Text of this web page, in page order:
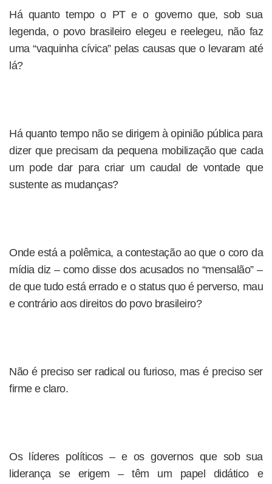
Há quanto tempo o PT e o governo que, sob sua
legenda, o povo brasileiro elegeu e reelegeu, não faz
uma “vaquinha cívica” pelas causas que o levaram até
lá?
Há quanto tempo não se dirigem à opinião pública para
dizer que precisam da pequena mobilização que cada
um pode dar para criar um caudal de vontade que
sustente as mudanças?
Onde está a polêmica, a contestação ao que o coro da
mídia diz – como disse dos acusados no “mensalão” –
de que tudo está errado e o status quo é perverso, mau
e contrário aos direitos do povo brasileiro?
Não é preciso ser radical ou furioso, mas é preciso ser
firme e claro.
Os líderes políticos – e os governos que sob sua
liderança se erigem – têm um papel didático e